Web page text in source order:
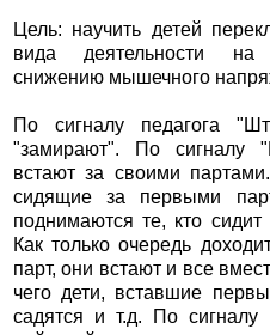
Цель: научить детей
вида деятельности на
снижению мышечного
По сигналу педагога
"замирают". По сигналу
встают за своими
сидящие за первыми
поднимаются те, кто
Как только очередь
парт, они встают и все
чего дети, вставшие
садятся и т.д. По сигналу